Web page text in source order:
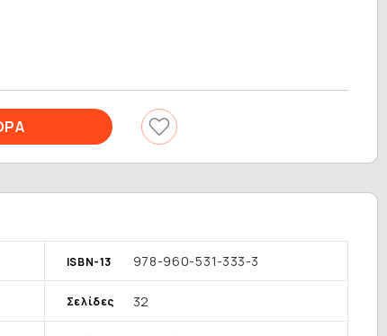
ISBN-13 978-960-531-333-3
Σελίδες 32